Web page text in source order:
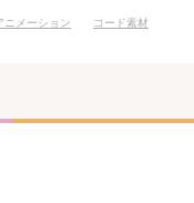
ニメーション コード素材